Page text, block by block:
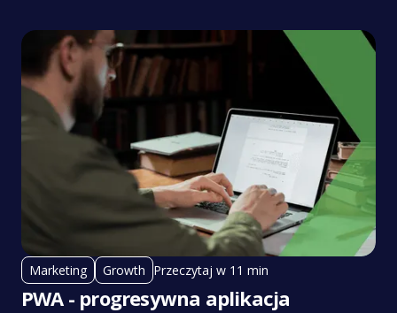
Marketing Growth Przeczytaj w 11 min
PWA - progresywna aplikacja